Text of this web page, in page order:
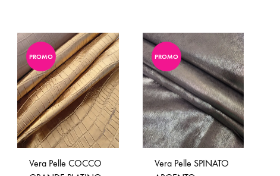
ADD
TO
WISHLIST
ADD
TO
WISHLIST
PROMO
Vera Pelle COCCO
PROMO
Vera Pelle SPINATO